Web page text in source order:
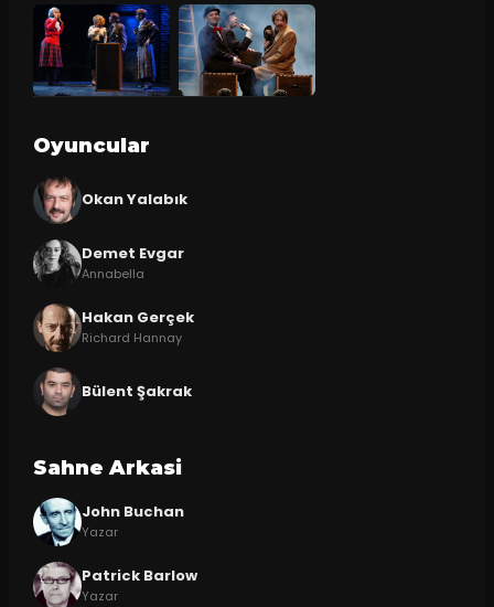
Oyuncular
Okan Yalabık
Demet Evgar
Annabella
Hakan Gerçek
Richard Hannay
Bülent Şakrak
Sahne Arkasi
John Buchan
Yazar
Patrick Barlow
Yazar